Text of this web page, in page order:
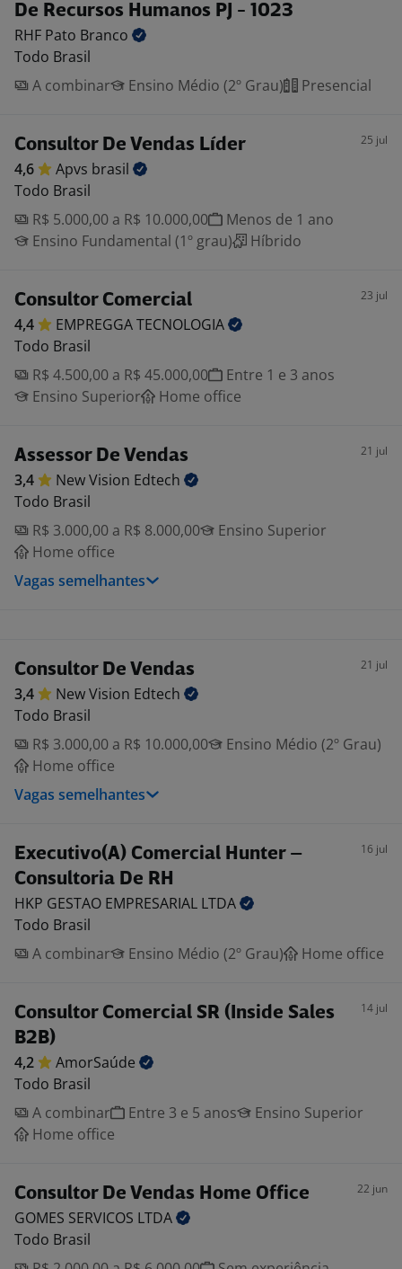
De Recursos Humanos PJ - 1023
RHF Pato Branco
Todo Brasil
A combinar
Ensino Médio (2º Grau) Presencial
Consultor De Vendas Líder 25 jul
4,6 Apvs brasil
Todo Brasil
R$ 5.000,00 a R$ 10.000,00
Menos de 1 ano
Ensino Fundamental (1º grau)
Híbrido
Consultor Comercial 23 jul
4,4 EMPREGGATECNOLOGIA
Todo Brasil
R$ 4.500,00 a R$ 45.000,00
Entre 1 e 3 anos
Ensino Superior
Home office
Assessor De Vendas 21 jul
3,4 New Vision Edtech
Todo Brasil
R$ 3.000,00 a R$ 8.000,00
Ensino Superior
Home office
Vagas semelhantes
Consultor De Vendas 21 jul
3,4 New Vision Edtech
Todo Brasil
R$ 3.000,00 a R$ 10.000,00
Ensino Médio (2º Grau)
Home office
Vagas semelhantes
Executivo(A) Comercial Hunter –
Consultoria De RH
16 jul
HKP GESTAO EMPRESARIAL LTDA
Todo Brasil
A combinar
Ensino Médio (2º Grau) Home office
Consultor Comercial SR (Inside Sales
B2B)
14 jul
4,2
AmorSaúde
Todo Brasil
A combinar
Entre 3 e 5 anos
Ensino Superior
Home office
Consultor De Vendas Home Office 22 jun
GOMES SERVICOS LTDA
Todo Brasil